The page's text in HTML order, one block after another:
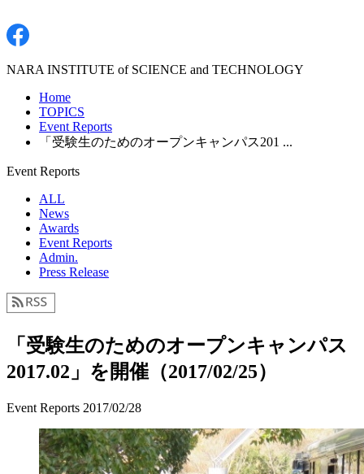
NARA INSTITUTE of SCIENCE and TECHNOLOGY
Home
TOPICS
Event Reports
「受験生のためのオープンキャンパス201 ...
Event Reports
ALL
News
Awards
Event Reports
Admin.
Press Release
「受験生のためのオープンキャンパス
2017.02」を開催（2017/02/25）
Event Reports 2017/02/28